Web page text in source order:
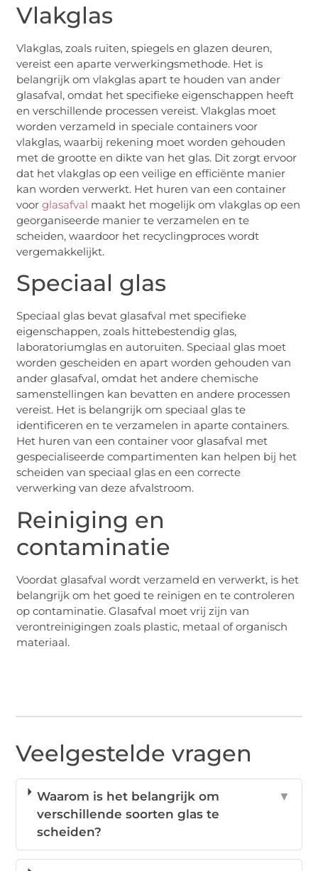
Vlakglas
Vlakglas, zoals ruiten, spiegels en glazen deuren,
vereist een aparte verwerkingsmethode. Het is
belangrijk om vlakglas apart te houden van ander
glasafval, omdat het specifieke eigenschappen heeft
en verschillende processen vereist. Vlakglas moet
worden verzameld in speciale containers voor
vlakglas, waarbij rekening moet worden gehouden
met de grootte en dikte van het glas. Dit zorgt ervoor
dat het vlakglas op een veilige en efficiënte manier
kan worden verwerkt. Het huren van een container
voorglasafval maakt het mogelijk om vlakglas op een
georganiseerde manier te verzamelen en te
scheiden, waardoor het recyclingproces wordt
vergemakkelijkt.
Speciaal glas
Speciaal glas bevat glasafval met specifieke
eigenschappen, zoals hittebestendig glas,
laboratoriumglas en autoruiten. Speciaal glas moet
worden gescheiden en apart worden gehouden van
ander glasafval, omdat het andere chemische
samenstellingen kan bevatten en andere processen
vereist. Het is belangrijk om speciaal glas te
identificeren en te verzamelen in aparte containers.
Het huren van een container voor glasafval met
gespecialiseerde compartimenten kan helpen bij het
scheiden van speciaal glas en een correcte
verwerking van deze afvalstroom.
Reiniging en
contaminatie
Voordat glasafval wordt verzameld en verwerkt, is het
belangrijk om het goed te reinigen en te controleren
op contaminatie. Glasafval moet vrij zijn van
verontreinigingen zoals plastic, metaal of organisch
materiaal.
Veelgestelde vragen
Waarom is het belangrijk om
verschillende soorten glas te
scheiden?
▼